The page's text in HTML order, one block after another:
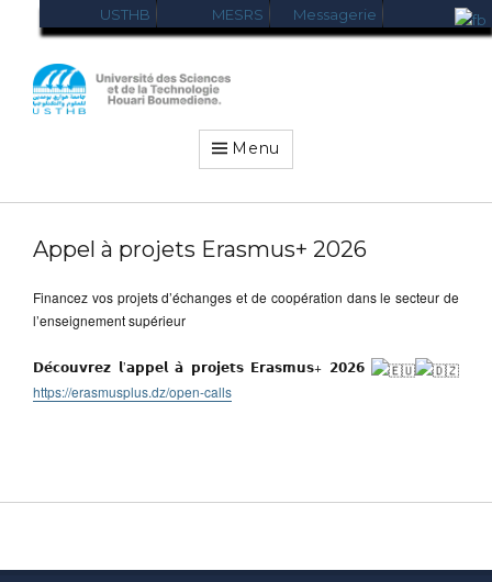
USTHB MESRS Messagerie
USTHB-
VRRELEX
Menu
Appel à projets Erasmus+ 2026
Financez vos projets d’échanges et de coopération dans le secteur de
l’enseignement supérieur
𝗗𝗲́𝗰𝗼𝘂𝘃𝗿𝗲𝘇 𝗹’𝗮𝗽𝗽𝗲𝗹 𝗮̀ 𝗽𝗿𝗼𝗷𝗲𝘁𝘀 𝗘𝗿𝗮𝘀𝗺𝘂𝘀+ 𝟮𝟬𝟮𝟲
https://erasmusplus.dz/open-calls